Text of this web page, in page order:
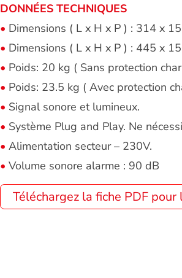
DONNÉES TECHNIQUES
• Dimensions ( L x H x P ) : 314 x
• Dimensions ( L x H x P ) : 445 x
• Poids: 20 kg ( Sans protection
• Poids: 23.5 kg ( Avec protection
• Signal sonore et lumineux.
• Système Plug and Play. Ne
•Alimentation secteur – 230V.
•Volume sonore alarme : 90 dB
Téléchargez la fiche PDF pour